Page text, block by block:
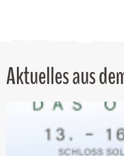
Aktuelles aus